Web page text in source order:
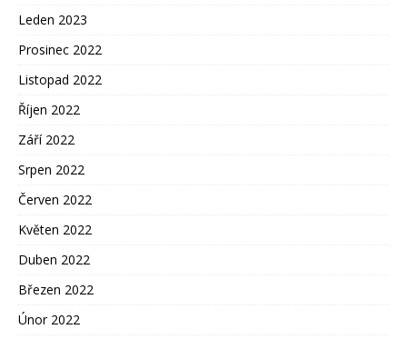
Leden 2023
Prosinec 2022
Listopad 2022
Říjen 2022
Září 2022
Srpen 2022
Červen 2022
Květen 2022
Duben 2022
Březen 2022
Únor 2022